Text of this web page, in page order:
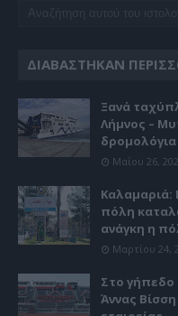
ΔΙΑΒΆΣΤΗΚΑΝ
Ξανά
Λήμνος –
δρομολόγια
Μαΐου 26,
πόλη
ανάγκη η
Μαρτίου 24,
Στο γήπεδο
Άννας